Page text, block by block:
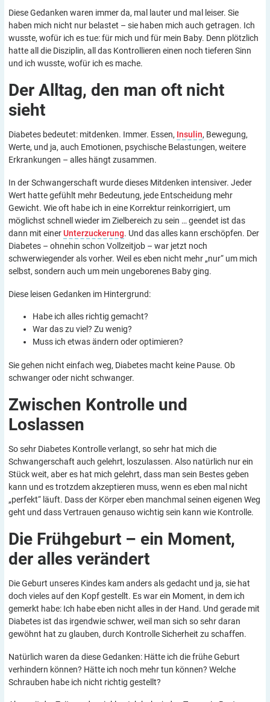
Diese Gedanken waren immer da, mal lauter und mal leiser. Sie
haben mich nicht nur belastet – sie haben mich auch getragen. Ich
wusste, wofür ich es tue: für mich und für mein Baby. Denn plötzlich
hatte all die Disziplin, all das Kontrollieren einen noch tieferen Sinn
und ich wusste, wofür ich es mache.
Der Alltag, den man oft nicht
sieht
Diabetes bedeutet: mitdenken. Immer. Essen, Insulin, Bewegung,
Werte, und ja, auch Emotionen, psychische Belastungen, weitere
Erkrankungen – alles hängt zusammen.
In der Schwangerschaft wurde dieses Mitdenken intensiver. Jeder
Wert hatte gefühlt mehr Bedeutung, jede Entscheidung mehr
Gewicht. Wie oft habe ich in eine Korrektur reinkorrigiert, um
möglichst schnell wieder im Zielbereich zu sein … geendet ist das
dann mit einerUnterzuckerung. Und das alles kann erschöpfen. Der
Diabetes – ohnehin schon Vollzeitjob – war jetzt noch
schwerwiegender als vorher. Weil es eben nicht mehr „nur“ um mich
selbst, sondern auch um mein ungeborenes Baby ging.
Diese leisen Gedanken im Hintergrund:
Habe ich alles richtig gemacht?
War das zu viel? Zu wenig?
Muss ich etwas ändern oder optimieren?
Sie gehen nicht einfach weg, Diabetes macht keine Pause. Ob
schwanger oder nicht schwanger.
Zwischen Kontrolle und
Loslassen
So sehr Diabetes Kontrolle verlangt, so sehr hat mich die
Schwangerschaft auch gelehrt, loszulassen. Also natürlich nur ein
Stück weit, aber es hat mich gelehrt, dass man sein Bestes geben
kann und es trotzdem akzeptieren muss, wenn es eben mal nicht
„perfekt“ läuft. Dass der Körper eben manchmal seinen eigenen Weg
geht und dass Vertrauen genauso wichtig sein kann wie Kontrolle.
Die Frühgeburt – ein Moment,
der alles verändert
Die Geburt unseres Kindes kam anders als gedacht und ja, sie hat
doch vieles auf den Kopf gestellt. Es war ein Moment, in dem ich
gemerkt habe: Ich habe eben nicht alles in der Hand. Und gerade mit
Diabetes ist das irgendwie schwer, weil man sich so sehr daran
gewöhnt hat zu glauben, durch Kontrolle Sicherheit zu schaffen.
Natürlich waren da diese Gedanken: Hätte ich die frühe Geburt
verhindern können? Hätte ich noch mehr tun können? Welche
Schrauben habe ich nicht richtig gestellt?